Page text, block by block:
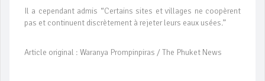
Il a cependant admis “Certains sites et villages ne coopèrent
pas et continuent discrètement à rejeter leurs eaux usées.”
Article original : Waranya Prompinpiras / The Phuket News